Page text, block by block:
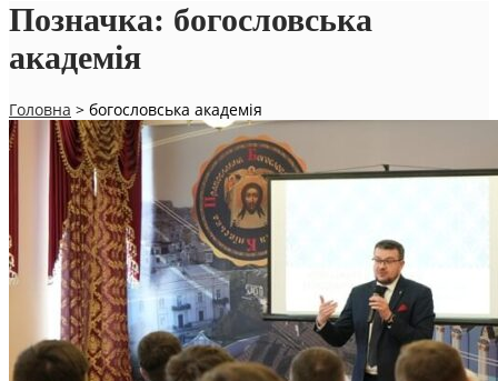
Позначка: богословська
академія
Головна > богословська академія